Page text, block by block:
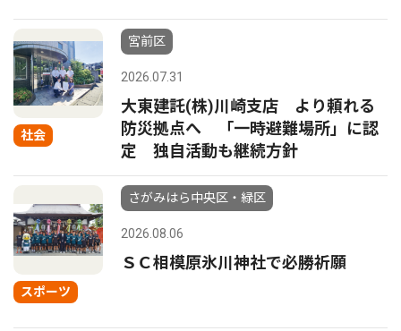
社会
宮前区
2026.07.31
大東建託(株)川崎支店 より頼れる
防災拠点へ 「一時避難場所」に認
定 独自活動も継続方針
スポーツ
さがみはら中央区・緑区
2026.08.06
ＳＣ相模原氷川神社で必勝祈願